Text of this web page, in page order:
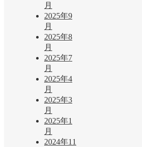
月
2025年9
月
2025年8
月
2025年7
月
2025年4
月
2025年3
月
2025年1
月
2024年11